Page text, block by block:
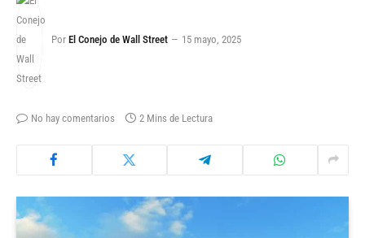
Por El Conejo de Wall Street 15 mayo, 2025
No hay comentarios 2 Mins de Lectura